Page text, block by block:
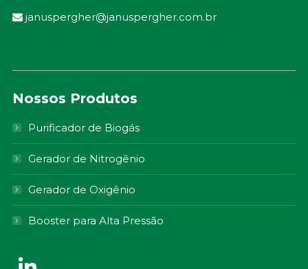
januspergher@januspergher.com.br
Nossos Produtos
Purificador de Biogás
Gerador de Nitrogênio
Gerador de Oxigênio
Booster para Alta Pressão